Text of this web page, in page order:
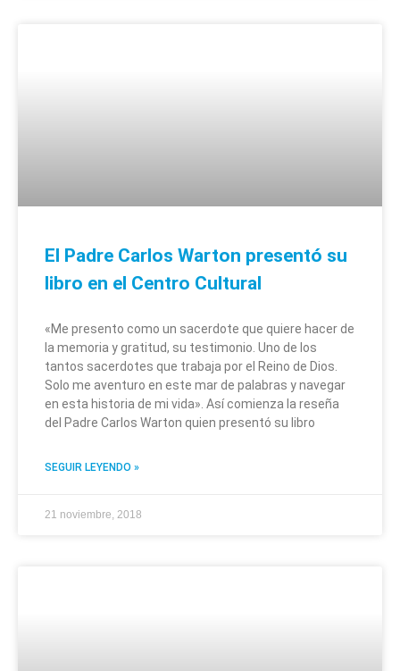
El Padre Carlos Warton presentó su
libro en el Centro Cultural
«Me presento como un sacerdote que quiere hacer de
la memoria y gratitud, su testimonio. Uno de los
tantos sacerdotes que trabaja por el Reino de Dios.
Solo me aventuro en este mar de palabras y navegar
en esta historia de mi vida». Así comienza la reseña
del Padre Carlos Warton quien presentó su libro
SEGUIR LEYENDO »
21 noviembre, 2018